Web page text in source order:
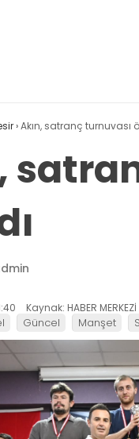
›Akın, satranç turnuvası
Kaynak: HABER MERKEZİ
Güncel Manşet